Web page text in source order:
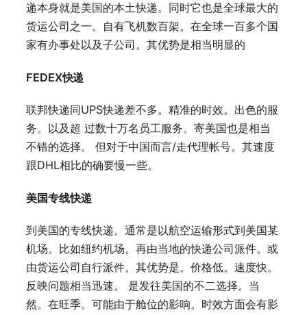
递本身就是美国的本土快递。同时它也是全球最大的
货运公司之一。自有飞机数百架。在全球一百多个国
家有办事处以及子公司。其优势是相当明显的
FEDEX快递
联邦快递同UPS快递差不多。精准的时效。出色的服
务。以及超 过数十万名员工服务。寄美国也是相当
不错的选择。 但对于中国而言/走代理帐号。其速度
跟DHL相比的确要慢一些。
美国专线快递
到美国的专线快递。通常是以航空运输形式到美国某
机场。比如纽约机场。再由当地的快递公司派件。或
由货运公司自行派件。其优势是。价格低。速度快。
反映问题相当迅速。 是发往美国的不二选择。当
然。在旺季。可能由于舱位的影响。时效方面会有影